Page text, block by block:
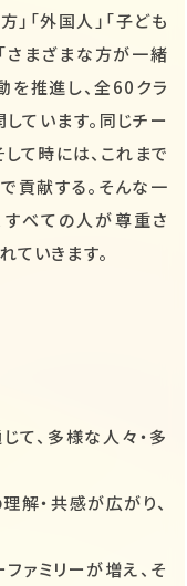
」「外国人」「子ども
さまざまな方が一緒
を推進し、全60クラ
ています。同じチー
て時には、これまで
貢献する。そんな一
すべての人が尊重さ
ていきます。
て、多様な人々・多
解・共感が広がり、
ァミリーが増え、そ